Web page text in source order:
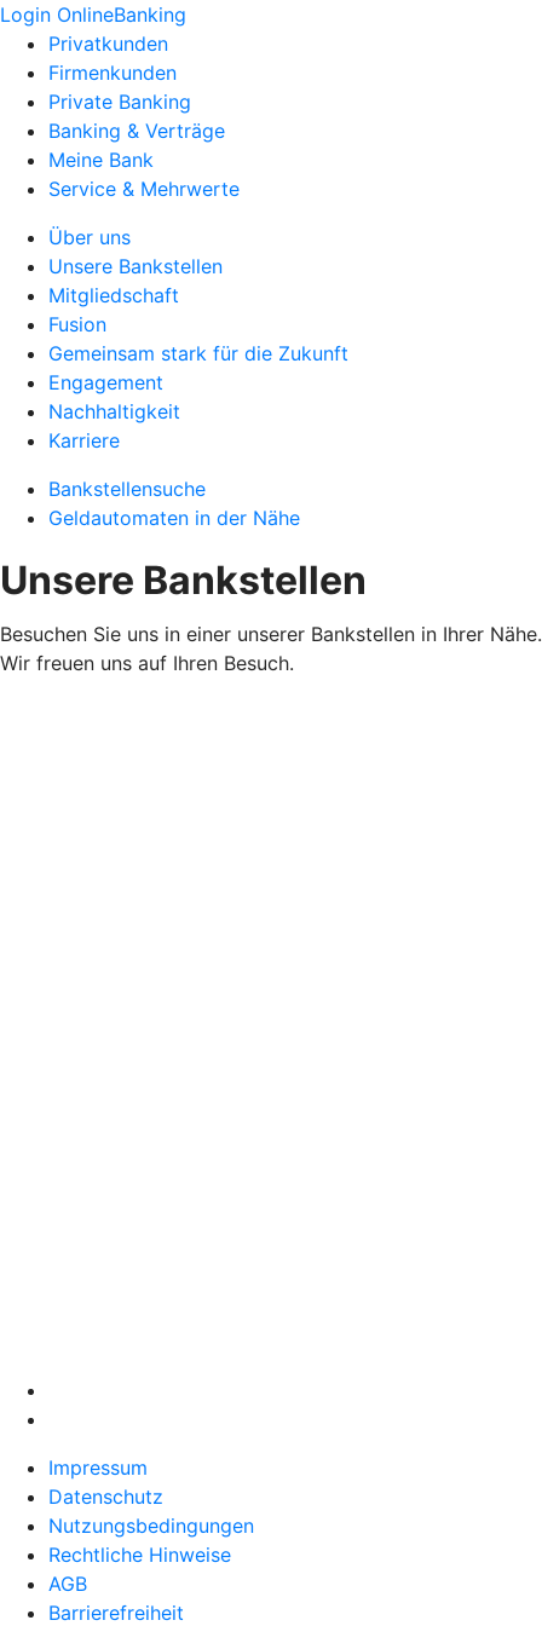
Login OnlineBanking
Privatkunden
Firmenkunden
Private Banking
Banking & Verträge
Meine Bank
Service & Mehrwerte
Über uns
Unsere Bankstellen
Mitgliedschaft
Fusion
Gemeinsam stark für die Zukunft
Engagement
Nachhaltigkeit
Karriere
Bankstellensuche
Geldautomaten in der Nähe
Unsere Bankstellen
Besuchen Sie uns in einer unserer Bankstellen in Ihrer Nähe.
Wir freuen uns auf Ihren Besuch.
Impressum
Datenschutz
Nutzungsbedingungen
Rechtliche Hinweise
AGB
Barrierefreiheit